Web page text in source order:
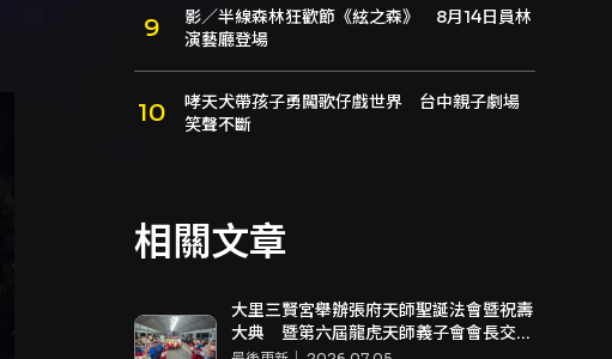
影／半線森林狂歡節《絃之森》 8月14日員林
演藝廳登場
哮天犬帶孩子勇闖歌仔戲世界 台中親子劇場
笑聲不斷
相關文章
大里三賢宮舉辦張府天師聖誕法會暨祝壽
大典 暨第六屆龍虎天師義子會會長交接